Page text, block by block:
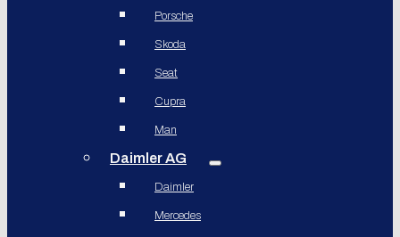
Porsche
Skoda
Seat
Cupra
Man
Daimler AG
Daimler
Mercedes